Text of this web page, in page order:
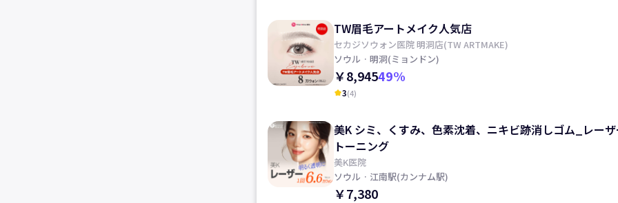
TW眉毛アートメイク人気店
セカジソウォン医院 明洞店(TW ARTMAKE)
ソウル · 明洞(ミョンドン)
￥8,94549%
kid_star3(4)
美K シミ、くすみ、色素沈着、ニキビ跡消しゴム_レー
トーニング
美K医院
ソウル · 江南駅(カンナム駅)
￥7,380